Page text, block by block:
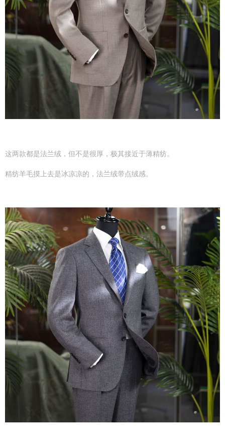
这两款都是法兰绒，但不是很厚，极其接近于薄精纺。
精纺羊毛摸上去是冰凉凉的，法兰绒带点绒感。